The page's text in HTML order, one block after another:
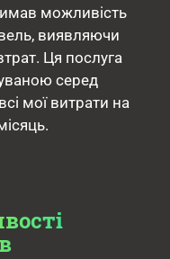
можливість
виявляючи
Ця послуга
серед
мої витрати на